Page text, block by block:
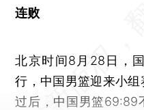
连败
北京时间8月28日，
行，中国男篮迎来小
过后，中国男篮69:89